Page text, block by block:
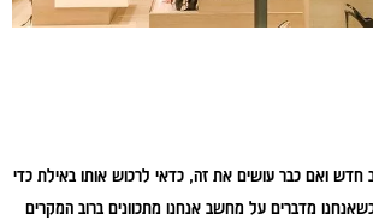
חדש ואם כבר עושים את זה, כדאי לרכוש אותו באילת כדי
מדברים על מחשב אנחנו מתכוונים ברוב המקרים